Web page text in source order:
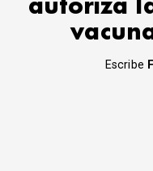
autoriza
Escribe